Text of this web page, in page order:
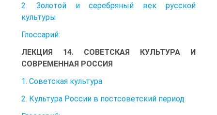
2. Золотой и серебряный век русской
культуры
Глоссарий:
ЛЕКЦИЯ 14. СОВЕТСКАЯ КУЛЬТУРА И
СОВРЕМЕННАЯ РОССИЯ
1. Советская культура
2. Культура России в постсоветский период